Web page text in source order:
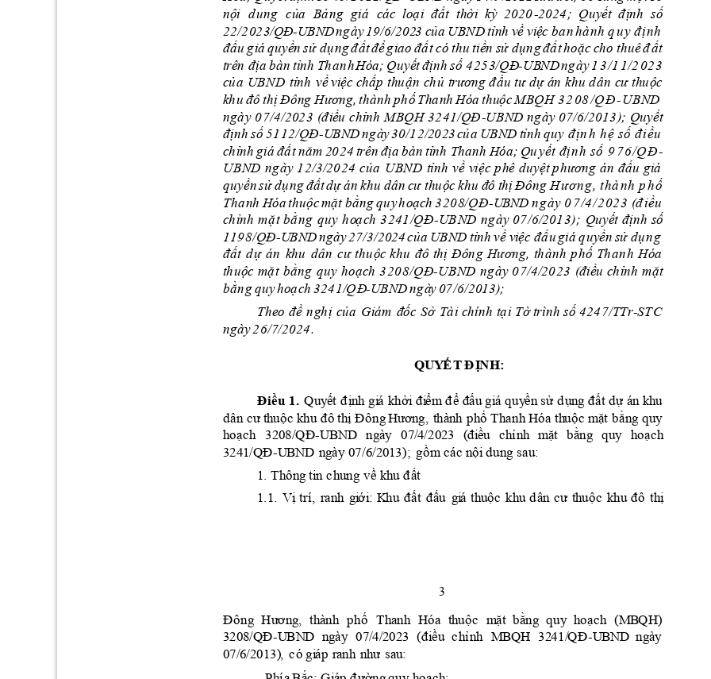
nội dung của Bảng giá các  loại  đất  thời  kỳ 2020-2024;  Quyết định
  số
22/2023/QĐ-UBNDngày 19/6/2023 của UBNDtỉnh về việc banhành quy định
đấu giá quyền sử dụngđất để giao đấtcó thu tiền sử dụngđấthoặc cho thuêđất
trên địa bàn tỉnh ThanhHóa; Quyết định số 4253/QĐ-UBNDngày 1 3/1 1/2 023
của UBND tỉnh về việc chấp thuận chủ trương đầu tư dự án khu dân cư thuộc
khu đô thịĐông Hương, thành phố ThanhHóa thuộc MBQH 32 08/QĐ-UBND
ngày 07/4/2023 (điều chỉnh MBQH 3241/QĐ-UBND ngày 07/6/2013); Quyết
định số 51 12/QĐ-UBND ngày30/12/2023 của UBND tỉnh quy định hệ số điều
chỉnh giá đấtnăm 2024 trên địa bàn tỉnh Thanh Hóa; Quyết định số 9 76/QĐ-
UBND ngày 12/3/2024 của UBND tỉnh về việc phê duyệt phương án đấu giá
quyền sử dụng đấtdự án khu dân cư thuộc khu đô thị Đông Hương, thành phố
Thanh Hóa thuộcmặt bằngquy hoạch 3208/QĐ-UBND ngày 0 7/4/2023 (điều
chỉnh mặt bằng quy hoạch 3241/QĐ-UBND ngày 07/6/2013); Quyết định số
1198/QĐ-UBND ngày27/3/2024 của UBND tỉnh về việc đấu giá quyền sử dụng
đất dự án khu dân cư thuộc khu đô thị Đông Hương, thành phố Thanh Hóa
thuộc mặt bằng quy hoạch 3208/QĐ-UBND ngày 07/4/2023 (điều chỉnh mặt
bằng quy hoạch 3241/QĐ-UBND ngày 07/6/2013);
Theo đề nghị của Giám đốc Sở Tài chính tại Tờ trình số 424 7/TTr-STC
ngày 26/7/2024.
QUYẾT ĐỊNH:
Điều 1. Quyết định giá khởi điểm để đấu giá quyền sử dụng đất dự án khu
dân cư thuộc khu đô thị ĐôngHương, thành phố Thanh Hóa thuộc mặt bằng quy
hoạch 3208/QĐ-UBND ngày 07/4/2023 (điều chỉnh mặt bằng quy hoạch
3241/QĐ-UBND ngày 07/6/2013 ); gồm các nộidung sau:
1. Thôngtin chung về khu đất
1.1. Vị trí, ranh giới: Khu đất đấu giá thuộc khu dân cư thuộc khu đô thị
3
Đông Hương, thành phố Thanh Hóa thuộc mặt bằng quy hoạch (MBQH)
3208/QĐ-UBND ngày 07/4/2023 (điều chỉnh MBQH 3241/QĐ-UBND ngày
07/6/2013), có giáp ranh như sau: